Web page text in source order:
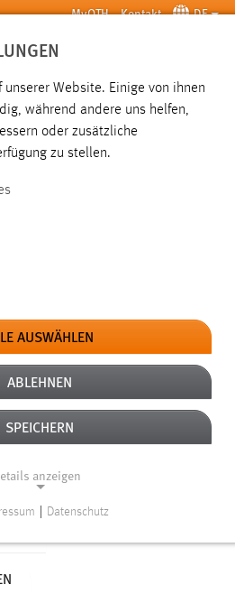
MyOTH Kontakt DE
SUCHE
BEWERBEN
unserer Website. Einige von ihnen
während andere uns helfen,
oder zusätzliche
zu stellen.
AUSWÄHLEN
ABLEHNEN
SPEICHERN
anzeigen
die einwandfreie Funktion der
Datenschutz